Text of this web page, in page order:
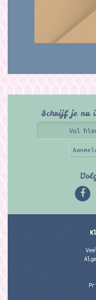
Schrijf je nu